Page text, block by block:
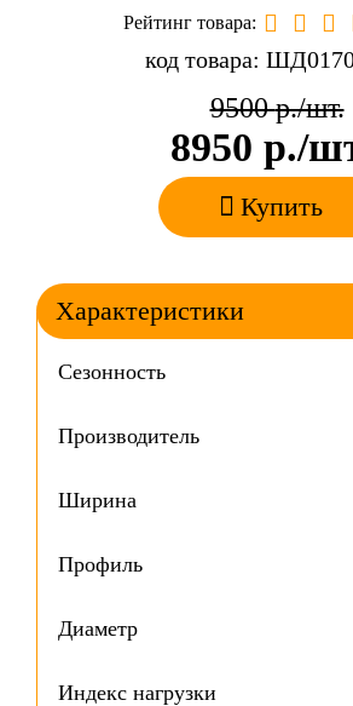
Рейтинг товара:
код товара:
9500р./шт.
8950 р./
Купить
Характеристики
Сезонность
Производитель
Ширина
Профиль
Диаметр
Индекс нагрузки